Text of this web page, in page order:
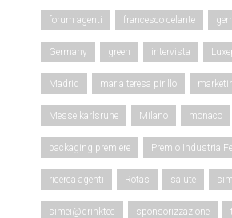
forum agenti francesco celante
Germany green intervista
Madrid maria teresa pirillo
Messe karlsruhe Milano monaco
packaging premiere Premio Industria
ricerca agenti Rotas salute
simei@drinktec sponsorizzazione